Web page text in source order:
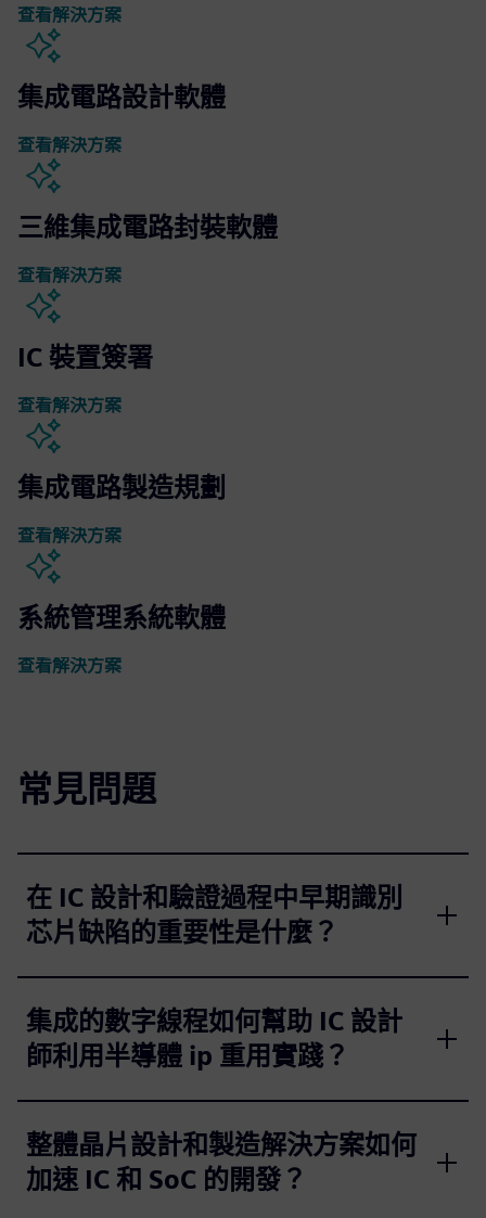
查看解決方案
集成電路設計軟體
查看解決方案
三維集成電路封裝軟體
查看解決方案
IC 裝置簽署
查看解決方案
集成電路製造規劃
查看解決方案
系統管理系統軟體
查看解決方案
常見問題
在 IC 設計和驗證過程中早期識別
芯片缺陷的重要性是什麼？
集成的數字線程如何幫助 IC 設計
師利用半導體 ip 重用實踐？
整體晶片設計和製造解決方案如何
加速 IC 和 SoC 的開發？